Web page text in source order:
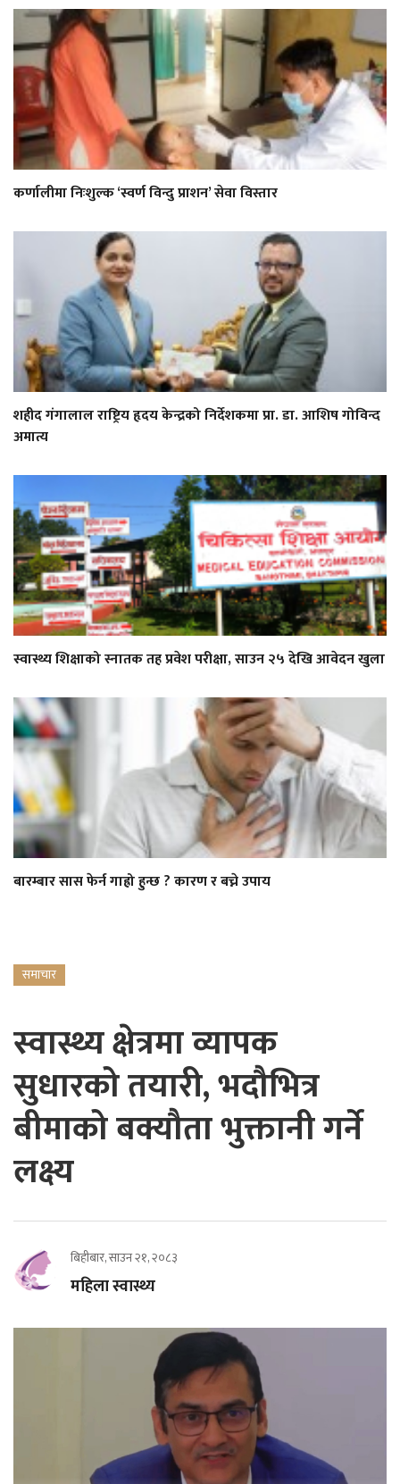
कर्णालीमा निःशुल्क ‘स्वर्ण विन्दु प्राशन’ सेवा विस्तार
शहीद गंगालाल राष्ट्रिय हृदय केन्द्रको निर्देशकमा प्रा. डा. आशिष गोविन्द
अमात्य
स्वास्थ्य शिक्षाको स्नातक तह प्रवेश परीक्षा, साउन २५ देखि आवेदन खुला
बारम्बार सास फेर्न गाह्रो हुन्छ ? कारण र बच्ने उपाय
समाचार
स्वास्थ्य क्षेत्रमा व्यापक
सुधारको तयारी, भदौभित्र
बीमाको बक्यौता भुक्तानी गर्ने
लक्ष्य
बिहीबार, साउन २१, २०८३
महिला स्वास्थ्य